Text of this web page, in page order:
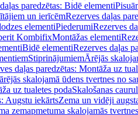
paredzētas: Bidē elementi
un ierīcēmRezerves daļas
elementiPiederumiRezerves
KombifixMontāžas elementi
Bidē elementiRezerves daļas
StiprinājumiemĀrējās
daļas paredzētas: Montāža uz
skalojamā ūdens tvertnes no
uz tualetes podaSkalošanas
Augstu iekārtsZema un vidēji
zemapmetuma skalojamās tvertnes